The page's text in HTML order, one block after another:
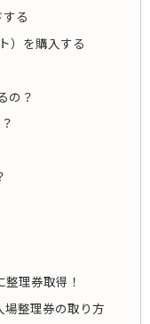
る
）を購入する
の？
理券取得！
整理券の取り方